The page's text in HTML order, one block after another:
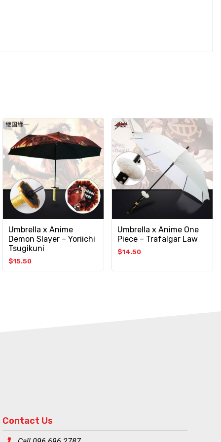
Umbrella x Anime
Demon Slayer – Yoriichi
Tsugikuni
$15.50
Umbrella x Anime One
Piece – Trafalgar Law
$14.50
Contact Us